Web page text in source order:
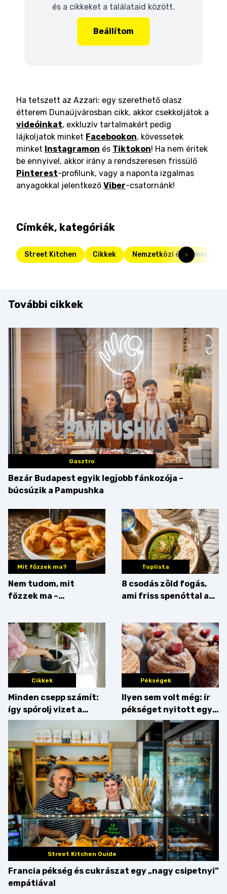
és a cikkeket a találataid között.
Beállítom
Ha tetszett az Azzari: egy szerethető olasz
étterem Dunaújvárosban cikk, akkor csekkoljátok a
videóinkat, exkluzív tartalmakért pedig
lájkoljatok minket Facebookon, kövessetek
minket Instagramon és Tiktokon! Ha nem éritek
be ennyivel, akkor irány a rendszeresen frissülő
Pinterest-profilunk, vagy a naponta izgalmas
anyagokkal jelentkező Viber-csatornánk!
Címkék, kategóriák
Street Kitchen Cikkek Nemzetközi éttermek
További cikkek
Gasztro
Bezár Budapest egyik legjobb fánkozója –
búcsúzik a Pampushka
Mit főzzek ma?
Nem tudom, mit
főzzek ma –
camembert
Toplista
8 csodás zöld fogás,
ami friss spenóttal az
Cikkek
Minden csepp számít:
így spórolj vizet a
konyhában
Pékségek
Ilyen sem volt még: ír
pékséget nyitott egy
Dublinból hazatért pár
Street Kitchen Guide
Francia pékség és cukrászat egy „nagy csipetnyi”
empátiával